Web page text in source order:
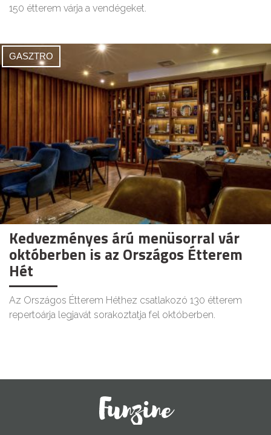
150 étterem várja a vendégeket.
GASZTRO
Kedvezményes árú menüsorral vár
októberben is az Országos Étterem
Hét
Az Országos Étterem Héthez csatlakozó 130 étterem
repertoárja legjavát sorakoztatja fel októberben.